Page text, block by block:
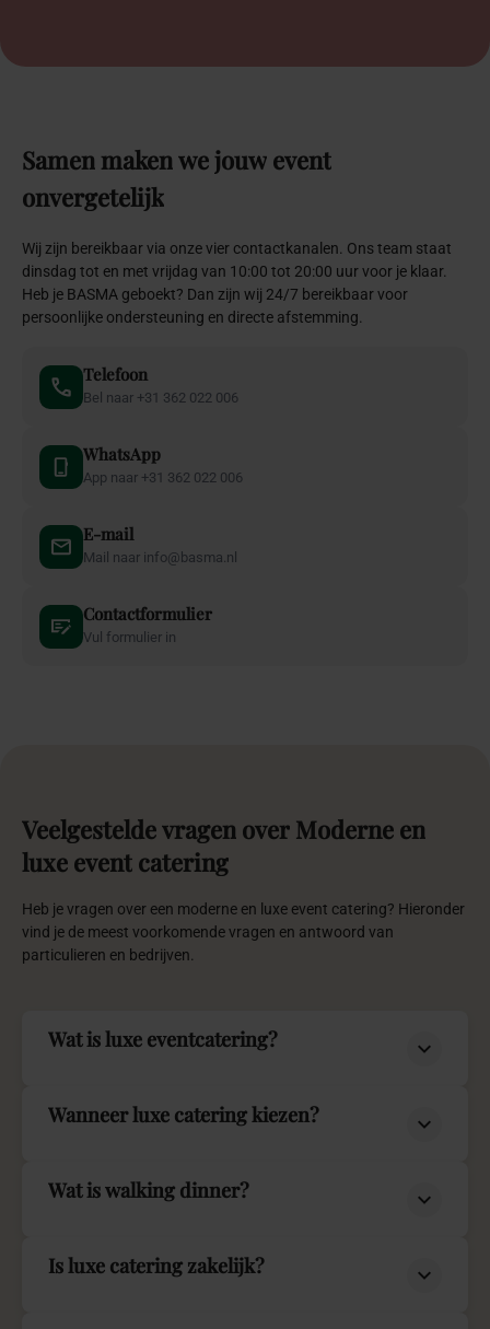
Samen makenwejouw event
onvergetelijk
Wij zijn bereikbaar via onze vier contactkanalen. Ons team staat
dinsdag tot en met vrijdag van 10:00 tot 20:00 uur voor je klaar.
Heb je BASMA geboekt? Dan zijn wij 24/7 bereikbaar voor
persoonlijke ondersteuning en directe afstemming.
Telefoon
Bel naar +31 362 022 006
WhatsApp
App naar +31 362 022 006
E-mail
Mail naar info@basma.nl
Contactformulier
Vul formulier in
Veelgesteldevragen over Moderne en
luxe event catering
Heb je vragen over een moderne en luxe event catering? Hieronder
vind je de meest voorkomende vragen en antwoord van
particulieren en bedrijven.
Wat is luxe eventcatering?
Wanneer luxe catering kiezen?
Wat is walking dinner?
Is luxe catering zakelijk?